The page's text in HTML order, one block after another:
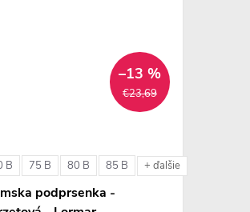
€23,69
–13 %
B 75 B 80 B 85 B + ďalšie
podprsenka -